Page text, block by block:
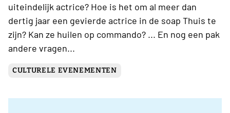
uiteindelijk actrice? Hoe is het om al meer dan
dertig jaar een gevierde actrice in de soap Thuis te
zijn? Kan ze huilen op commando? ... En nog een pak
andere vragen...
CULTURELE EVENEMENTEN